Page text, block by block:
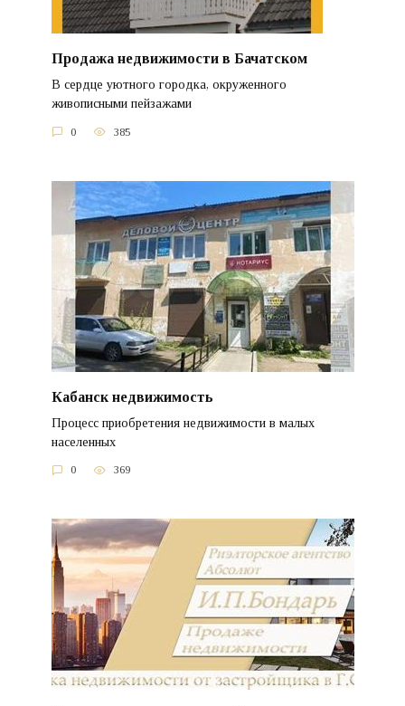
Продажа недвижимости в Бачатском
В сердце уютного городка, окруженного
живописными пейзажами
0 385
Кабанск недвижимость
Процесс приобретения недвижимости в малых
населенных
0 369